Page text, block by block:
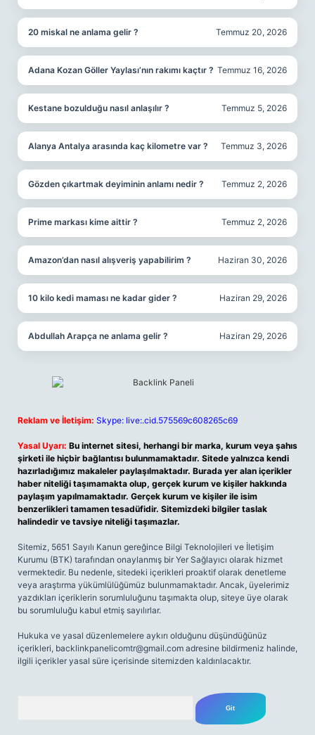
20 miskal ne anlama gelir ? Temmuz 20, 2026
Adana Kozan Göller Yaylası’nın rakımı kaçtır ? Temmuz 16, 2026
Kestane bozulduğu nasıl anlaşılır ? Temmuz 5, 2026
Alanya Antalya arasında kaç kilometre var ? Temmuz 3, 2026
Gözden çıkartmak deyiminin anlamı nedir ? Temmuz 2, 2026
Prime markası kime aittir ? Temmuz 2, 2026
Amazon’dan nasıl alışveriş yapabilirim ? Haziran 30, 2026
10 kilo kedi maması ne kadar gider ? Haziran 29, 2026
Abdullah Arapça ne anlama gelir ? Haziran 29, 2026
Reklam ve İletişim: Skype: live:.cid.575569c608265c69
Yasal Uyarı: Bu internet sitesi, herhangi bir marka, kurum veya şahıs
şirketi ile hiçbir bağlantısı bulunmamaktadır. Sitede yalnızca kendi
hazırladığımız makaleler paylaşılmaktadır. Burada yer alan içerikler
haber niteliği taşımamakta olup, gerçek kurum ve kişiler hakkında
paylaşım yapılmamaktadır. Gerçek kurum ve kişiler ile isim
benzerlikleri tamamen tesadüfidir. Sitemizdeki bilgiler taslak
halindedir ve tavsiye niteliği taşımazlar.
Sitemiz, 5651 Sayılı Kanun gereğince Bilgi Teknolojileri ve İletişim
Kurumu (BTK) tarafından onaylanmış bir Yer Sağlayıcı olarak hizmet
vermektedir. Bu nedenle, sitedeki içerikleri proaktif olarak denetleme
veya araştırma yükümlülüğümüz bulunmamaktadır. Ancak, üyelerimiz
yazdıkları içeriklerin sorumluluğunu taşımakta olup, siteye üye olarak
bu sorumluluğu kabul etmiş sayılırlar.
Hukuka ve yasal düzenlemelere aykırı olduğunu düşündüğünüz
içerikleri, backlinkpanelicomtr@gmail.com adresine bildirmeniz halinde,
ilgili içerikler yasal süre içerisinde sitemizden kaldırılacaktır.